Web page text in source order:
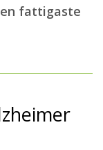
fattigaste